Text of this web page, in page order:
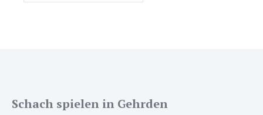
Schach spielen in Gehrden